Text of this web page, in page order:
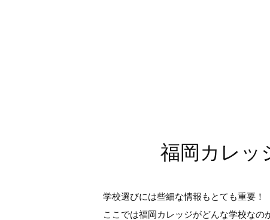
福岡カレッ
学校選びには些細な情報もとても重要！
ここでは福岡カレッジがどんな学校なの